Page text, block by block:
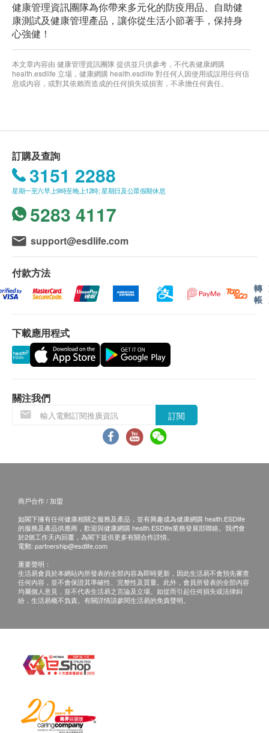
健康管理資訊團隊為你帶來多元化的防疫用品、自助健
康測試及健康管理產品，讓你從生活小節著手，保持身
心強健！
本文章內容由 健康管理資訊團隊 提供並只供參考，不代表健康網購
health.esdlife 立場，健康網購 health.esdlife 對任何人因使用或誤用任何信
息或內容，或對其依賴而造成的任何損失或損害，不承擔任何責任。
訂購及查詢
3151 2288
星期一至六早上9時至晚上12時; 星期日及公眾假期休息
5283 4117
support@esdlife.com
付款方法
轉
帳
下載應用程式
關注我們
訂閱
商戶合作 / 加盟
如閣下擁有任何健康相關之服務及產品，並有興趣成為健康網購 health.ESDlife
的服務及產品供應商，歡迎與健康網購 health.ESDlife業務發展部聯絡。我們會
於2個工作天內回覆，為閣下提供更多有關合作詳情。
電郵: partnership@esdlife.com
重要聲明：
生活易會員於本網站內所發表的全部內容為即時更新，因此生活易不會預先審查
任何內容，並不會保證其準確性、完整性及質量。此外，會員所發表的全部內容
均屬個人意見，並不代表生活易之言論及立場。如從而引起任何損失或法律糾
紛，生活易概不負責。有關詳情請參閱生活易的免責聲明。